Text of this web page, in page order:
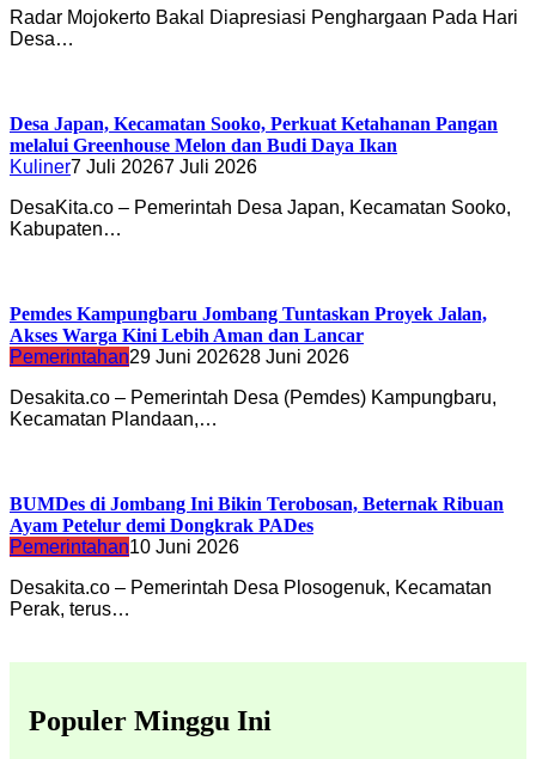
Radar Mojokerto Bakal Diapresiasi Penghargaan Pada Hari
Desa…
Desa Japan, Kecamatan Sooko, Perkuat Ketahanan Pangan
melalui Greenhouse Melon dan Budi Daya Ikan
Kuliner7 Juli 20267 Juli 2026
DesaKita.co – Pemerintah Desa Japan, Kecamatan Sooko,
Kabupaten…
Pemdes Kampungbaru Jombang Tuntaskan Proyek Jalan,
Akses Warga Kini Lebih Aman dan Lancar
Pemerintahan29 Juni 202628 Juni 2026
Desakita.co – Pemerintah Desa (Pemdes) Kampungbaru,
Kecamatan Plandaan,…
BUMDes di Jombang Ini Bikin Terobosan, Beternak Ribuan
Ayam Petelur demi Dongkrak PADes
Pemerintahan10 Juni 2026
Desakita.co – Pemerintah Desa Plosogenuk, Kecamatan
Perak, terus…
Populer Minggu Ini